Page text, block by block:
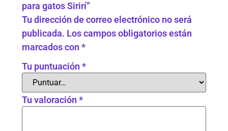
para gatos Sirirí”
Tu dirección de correo electrónico no será
publicada. Los campos obligatorios están
marcados con*
Tu puntuación*
Tu valoración*